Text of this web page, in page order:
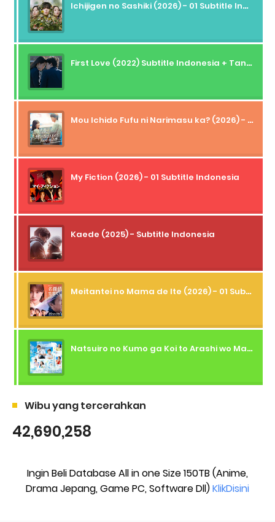
Ichijigen no Sashiki (2026) - 01 Subtitle Indonesia
First Love (2022) Subtitle Indonesia + Tanpa Iklan + Streaming + 1080p
Mou Ichido Fufu ni Narimasu ka? (2026) - 01 Subtitle Indonesia
My Fiction (2026) - 01 Subtitle Indonesia
Kaede (2025) - Subtitle Indonesia
Meitantei no Mama de Ite (2026) - 01 Subtitle Indonesia
Natsuiro no Kumo ga Koi to Arashi wo Makiokosu (2026) - 01 Subtitle Indonesia
Wibu yang tercerahkan
42,690,258
Ingin Beli Database All in one Size 150TB (Anime,
Drama Jepang, Game PC, Software Dll)KlikDisini